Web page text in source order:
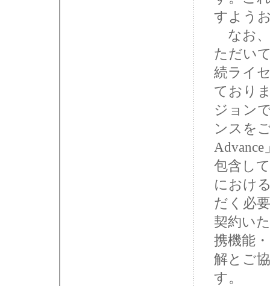
すよう
なお、
ただい
続ライ
ており
ジョン
ンスを
包含し
におけ
だく必
契約い
携機能
解とご
す。